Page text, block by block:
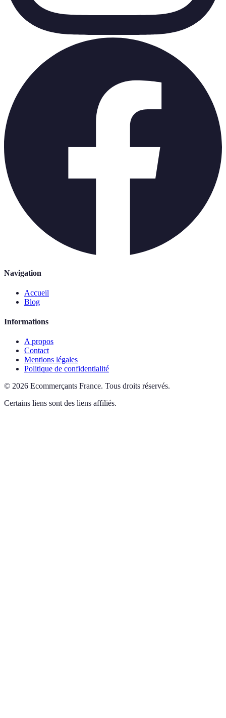
Navigation
Accueil
Blog
Informations
A propos
Contact
Mentions légales
Politique de confidentialité
© 2026 Ecommerçants France. Tous droits réservés.
Certains liens sont des liens affiliés.